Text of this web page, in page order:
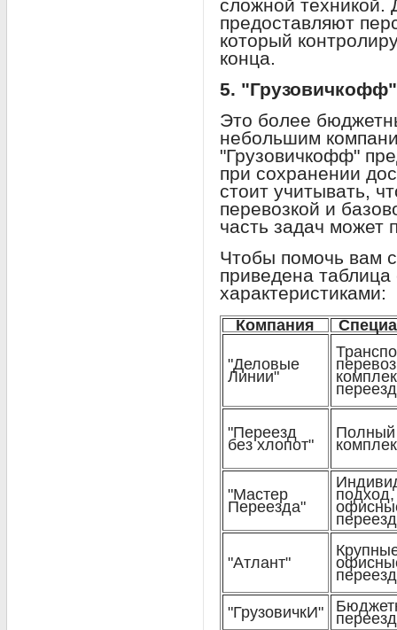
сложной техникой.
предоставляют
который
конца.
5. "Грузовичкофф"
Это более
небольшим
"Грузовичкофф"
при сохранении
стоит учитывать,
перевозкой и
часть задач может
Чтобы помочь вам
приведена
характеристиками:
Компания
"Деловые
Линии"
"Переезд
без хлопот"
Полный
"Мастер
Переезда"
подход,
"Атлант"
"ГрузовичкИ"